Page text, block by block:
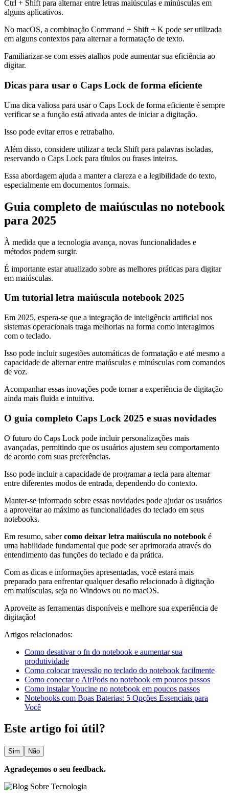
Ctrl + Shift para alternar entre letras maiúsculas e minúsculas em
alguns aplicativos.
No macOS, a combinação Command + Shift + K pode ser utilizada
em alguns contextos para alternar a formatação de texto.
Familiarizar-se com esses atalhos pode aumentar sua eficiência ao
digitar.
Dicas para usar o Caps Lock de forma eficiente
Uma dica valiosa para usar o Caps Lock de forma eficiente é sempre
verificar se a função está ativada antes de iniciar a digitação.
Isso pode evitar erros e retrabalho.
Além disso, considere utilizar a tecla Shift para palavras isoladas,
reservando o Caps Lock para títulos ou frases inteiras.
Essa abordagem ajuda a manter a clareza e a legibilidade do texto,
especialmente em documentos formais.
Guia completo de maiúsculas no notebook
para 2025
À medida que a tecnologia avança, novas funcionalidades e
métodos podem surgir.
É importante estar atualizado sobre as melhores práticas para digitar
em maiúsculas.
Um tutorial letra maiúscula notebook 2025
Em 2025, espera-se que a integração de inteligência artificial nos
sistemas operacionais traga melhorias na forma como interagimos
com o teclado.
Isso pode incluir sugestões automáticas de formatação e até mesmo a
capacidade de alternar entre maiúsculas e minúsculas com comandos
de voz.
Acompanhar essas inovações pode tornar a experiência de digitação
ainda mais fluida e intuitiva.
O guia completo Caps Lock 2025 e suas novidades
O futuro do Caps Lock pode incluir personalizações mais
avançadas, permitindo que os usuários ajustem seu comportamento
de acordo com suas preferências.
Isso pode incluir a capacidade de programar a tecla para alternar
entre diferentes modos de entrada, dependendo do contexto.
Manter-se informado sobre essas novidades pode ajudar os usuários
a aproveitar ao máximo as funcionalidades do teclado em seus
notebooks.
Em resumo, sabercomo deixar letra maiúscula no notebook é
uma habilidade fundamental que pode ser aprimorada através do
entendimento das funções do teclado e da prática.
Com as dicas e informações apresentadas, você estará mais
preparado para enfrentar qualquer desafio relacionado à digitação
em maiúsculas, seja no Windows ou no macOS.
Aproveite as ferramentas disponíveis e melhore sua experiência de
digitação!
Artigos relacionados:
Como desativar o fn do notebook e aumentar sua
produtividade
Como colocar travessão no teclado do notebook facilmente
Como conectar o AirPods no notebook em poucos passos
Como instalar Youcine no notebook em poucos passos
Notebooks com Boas Baterias: 5 Opções Essenciais para
Você
Este artigo foi útil?
Sim Não
Agradeçemos o seu feedback.